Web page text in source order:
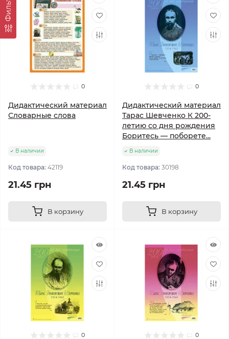
Фильтр
0
Дидактический материал
Словарные слова
В наличии
Код товара: 42119
21.45 грн
В корзину
0
Дидактический материал
Тарас Шевченко К 200-
летию со дня рождения
Боритесь — поборете...
В наличии
Код товара: 30198
21.45 грн
В корзину
0 0